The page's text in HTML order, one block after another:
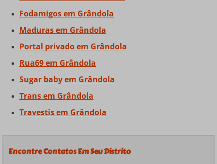
Fodamigos em Grândola
Maduras em Grândola
Portal privado em Grândola
Rua69 em Grândola
Sugar baby em Grândola
Trans em Grândola
Travestis em Grândola
Encontre Contatos Em Seu Distrito